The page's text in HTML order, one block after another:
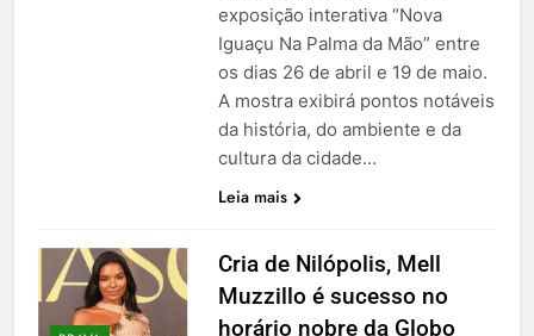
exposição interativa “Nova
Iguaçu Na Palma da Mão” entre
os dias 26 de abril e 19 de maio.
A mostra exibirá pontos notáveis
da história, do ambiente e da
cultura da cidade…
Leia mais
Cria de Nilópolis, Mell
Muzzillo é sucesso no
horário nobre da Globo